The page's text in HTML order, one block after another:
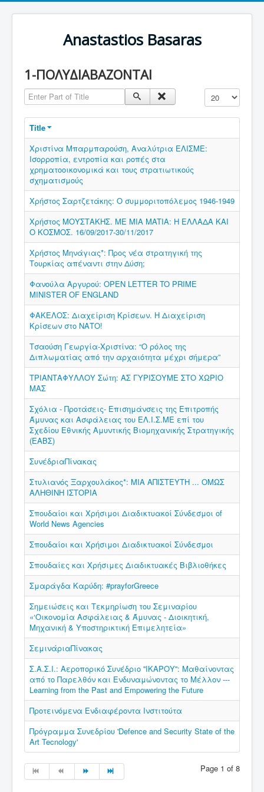
Anastastios Basaras
1-ΠΟΛΥΔΙΑΒΑΖΟΝΤΑΙ
Enter Part of Title Display #
Title
Χριστίνα Μπαρμπαρούση, Αναλύτρια ΕΛΙΣΜΕ:
Ισορροπία, εντροπία και ροπές στα
χρηματοοικονομικά και τους στρατιωτικούς
σχηματισμούς
Χρήστος Σαρτζετάκης: Ο συμμοριτοπόλεμος 1946-1949
Χρήστος ΜΟΥΣΤΑΚΗΣ. ME MIA MATIA: H EΛΛΑΔΑ ΚΑΙ
Ο ΚΟΣΜΟΣ. 16/09/2017-30/11/2017
Χρήστος Μηνάγιας*: Προς νέα στρατηγική της
Τουρκίας απέναντι στην Δύση;
Φανούλα Αργυρού: OPEN LETTER TO PRIME
MINISTER OF ENGLAND
ΦΑΚΕΛΟΣ: Διαχείριση Κρίσεων. Η Διαχείριση
Κρίσεων στο ΝΑΤΟ!
Τσαούση Γεωργία-Χριστίνα: “Ο ρόλος της
Διπλωματίας από την αρχαιότητα μέχρι σήμερα”
ΤΡΙΑΝΤΑΦΥΛΛΟΥ Σώτη: ΑΣ ΓΥΡΙΣΟΥΜΕ ΣΤΟ ΧΩΡΙΟ
ΜΑΣ
Σχόλια - Προτάσεις- Επισημάνσεις της Επιτροπής
Άμυνας και Ασφάλειας του ΕΛ.Ι.Σ.ΜΕ επί του
Σχεδίου Εθνικής Αμυντικής Βιομηχανικής Στρατηγικής
(ΕΑΒΣ)
ΣυνέδριαΠίνακας
Στυλιανός Ξαρχουλάκος*: ΜΙΑ ΑΠΙΣΤΕΥΤΗ ... ΟΜΩΣ
ΑΛΗΘΙΝΗ ΙΣΤΟΡΙΑ
Σπουδαίοι και Χρήσιμοι Διαδικτυακοί Σύνδεσμοι of
World News Agencies
Σπουδαίοι και Χρήσιμοι Διαδικτυακοί Σύνδεσμοι
Σπουδαίες και Χρήσιμες Διαδικτυακές Βιβλιοθήκες
Σμαράγδα Καρύδη: #prayforGreece
Σημειώσεις και Τεκμηρίωση του Σεμιναρίου
«‘Οικονομία Ασφάλειας & Άμυνας - Διοικητική,
Μηχανική & Υποστηρικτική Επιμελητεία»
ΣεμινάριαΠίνακας
Σ.Α.Σ.Ι.: Αεροπορικό Συνέδριο ''ΙΚΑΡΟΥ'': Μαθαίνοντας
από το Παρελθόν και Ενδυναμώνοντας το Μέλλον ---
Learning from the Past and Empowering the Future
Προτεινόμενα Ενδιαφέροντα Ινστιτούτα
Πρόγραμμα Συνεδρίου 'Defence and Security State of the
Art Tecnology'
Page 1 of 8